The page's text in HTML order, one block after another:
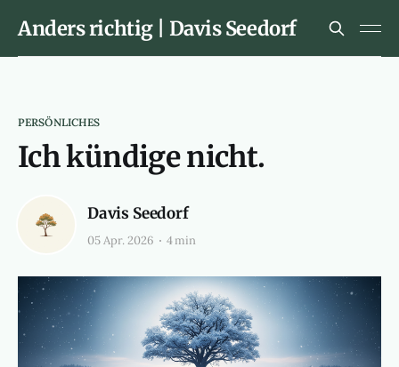
Anders richtig | Davis Seedorf
PERSÖNLICHES
Ich kündige nicht.
Davis Seedorf
05 Apr. 2026 4 min